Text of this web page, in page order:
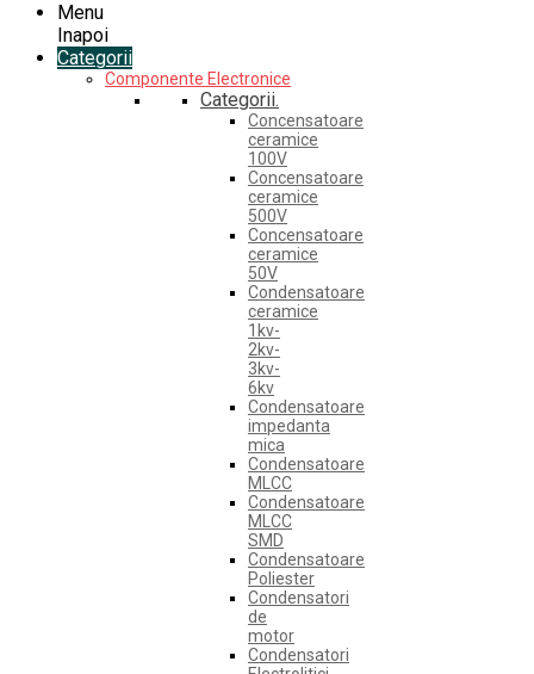
Menu
Inapoi
Categorii
Componente Electronice
Categorii.
Concensatoare
ceramice
100V
Concensatoare
ceramice
500V
Concensatoare
ceramice
50V
Condensatoare
ceramice
1kv-
2kv-
3kv-
6kv
Condensatoare
impedanta
mica
Condensatoare
MLCC
Condensatoare
MLCC
SMD
Condensatoare
Poliester
Condensatori
de
motor
Condensatori